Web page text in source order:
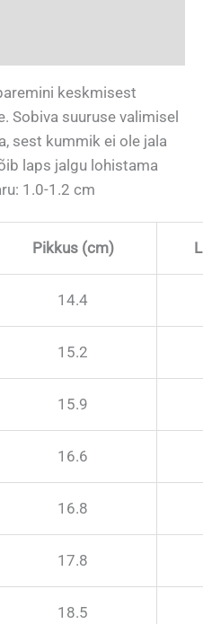
keskmisest
Sobiva suuruse valimisel
sest kummik ei ole jala
laps jalgu lohistama
1.0-1.2 cm
Pikkus (cm)
14.4
15.2
15.9
16.6
16.8
17.8
18.5